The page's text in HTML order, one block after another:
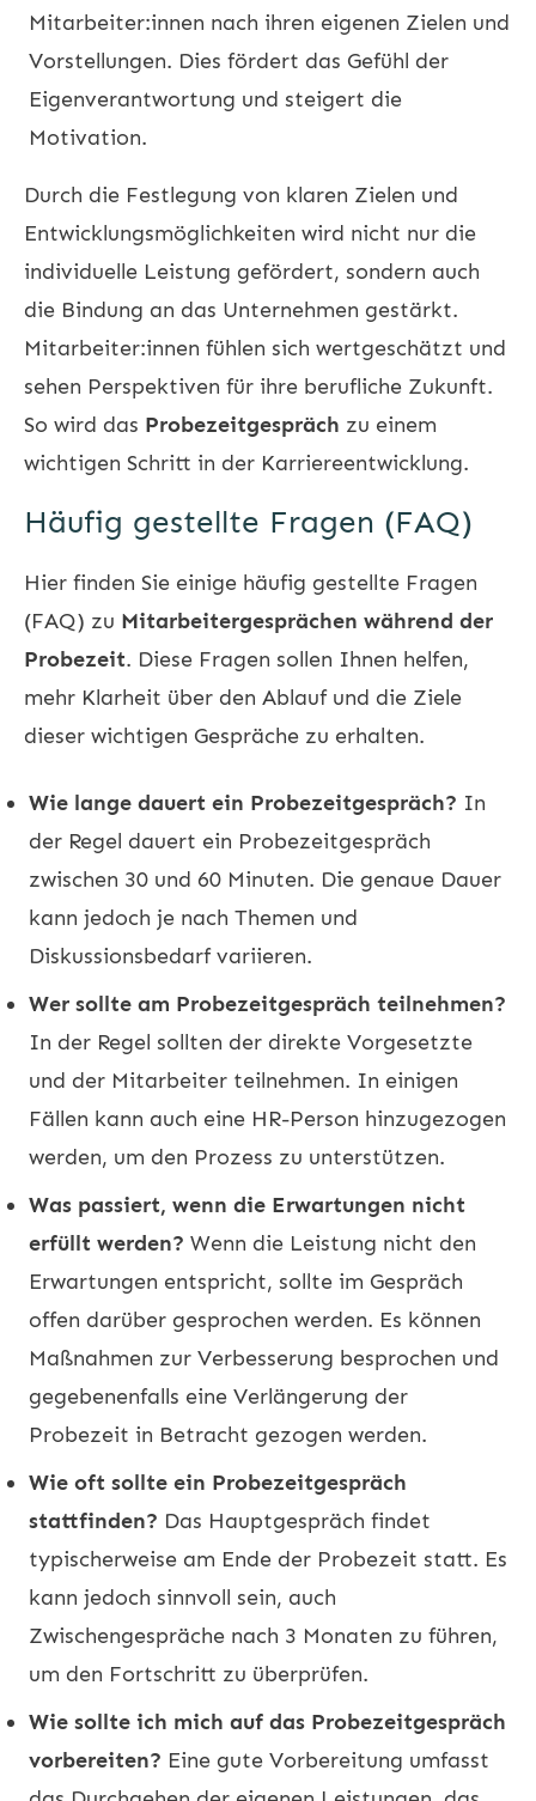
Mitarbeiter:innen nach ihren eigenen Zielen und
Vorstellungen. Dies fördert das Gefühl der
Eigenverantwortung und steigert die
Motivation.
Durch die Festlegung von klaren Zielen und
Entwicklungsmöglichkeiten wird nicht nur die
individuelle Leistung gefördert, sondern auch
die Bindung an das Unternehmen gestärkt.
Mitarbeiter:innen fühlen sich wertgeschätzt und
sehen Perspektiven für ihre berufliche Zukunft.
So wird das Probezeitgespräch zu einem
wichtigen Schritt in der Karriereentwicklung.
Häufig gestellte Fragen (FAQ)
Hier finden Sie einige häufig gestellte Fragen
(FAQ) zu Mitarbeitergesprächen während der
Probezeit. Diese Fragen sollen Ihnen helfen,
mehr Klarheit über den Ablauf und die Ziele
dieser wichtigen Gespräche zu erhalten.
Wie lange dauert ein Probezeitgespräch? In
der Regel dauert ein Probezeitgespräch
zwischen 30 und 60 Minuten. Die genaue Dauer
kann jedoch je nach Themen und
Diskussionsbedarf variieren.
Wer sollte am Probezeitgespräch teilnehmen?
In der Regel sollten der direkte Vorgesetzte
und der Mitarbeiter teilnehmen. In einigen
Fällen kann auch eine HR-Person hinzugezogen
werden, um den Prozess zu unterstützen.
Was passiert, wenn die Erwartungen nicht
erfüllt werden? Wenn die Leistung nicht den
Erwartungen entspricht, sollte im Gespräch
offen darüber gesprochen werden. Es können
Maßnahmen zur Verbesserung besprochen und
gegebenenfalls eine Verlängerung der
Probezeit in Betracht gezogen werden.
Wie oft sollte ein Probezeitgespräch
stattfinden? Das Hauptgespräch findet
typischerweise am Ende der Probezeit statt. Es
kann jedoch sinnvoll sein, auch
Zwischengespräche nach 3 Monaten zu führen,
um den Fortschritt zu überprüfen.
Wie sollte ich mich auf das Probezeitgespräch
vorbereiten? Eine gute Vorbereitung umfasst